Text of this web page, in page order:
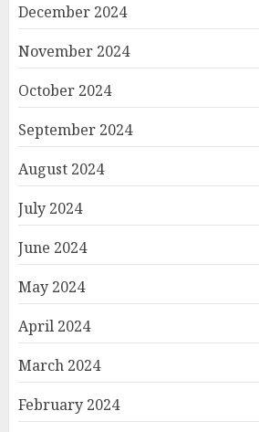
December 2024
November 2024
October 2024
September 2024
August 2024
July 2024
June 2024
May 2024
April 2024
March 2024
February 2024